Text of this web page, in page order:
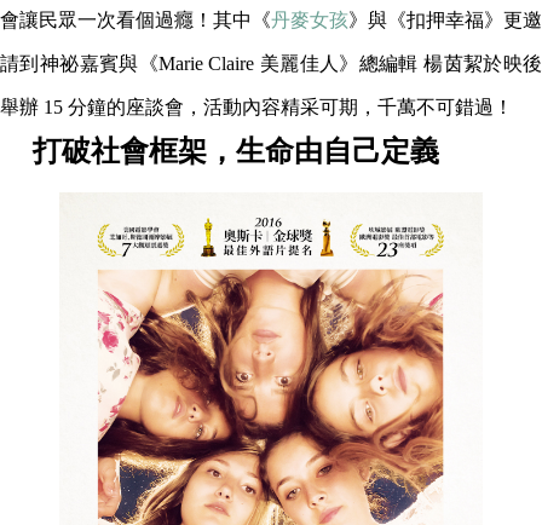
會讓民眾一次看個過癮！其中《丹麥女孩》與《扣押幸福》更邀
請到神祕嘉賓與《Marie Claire 美麗佳人》總編輯 楊茵絜於映後
舉辦 15 分鐘的座談會，活動內容精采可期，千萬不可錯過！
打破社會框架，生命由自己定義